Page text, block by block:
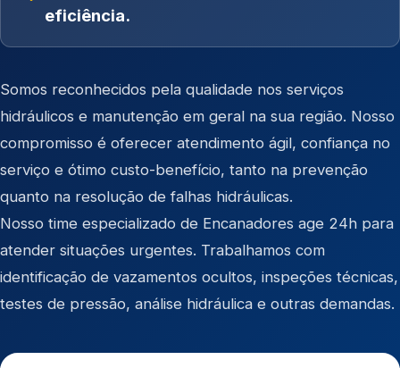
eficiência.
Somos reconhecidos pela qualidade nos serviços
hidráulicos e manutenção em geral na sua região. Nosso
compromisso é oferecer atendimento ágil, confiança no
serviço e ótimo custo-benefício, tanto na prevenção
quanto na resolução de falhas hidráulicas.
Nosso time especializado de Encanadores age 24h para
atender situações urgentes. Trabalhamos com
identificação de vazamentos ocultos, inspeções técnicas,
testes de pressão, análise hidráulica e outras demandas.